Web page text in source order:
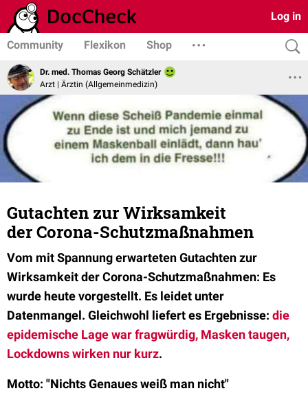
Log in
Community Flexikon Shop
Dr. med. Thomas Georg Schätzler
Arzt | Ärztin (Allgemeinmedizin)
Gutachten zur Wirksamkeit
der Corona-Schutzmaßnahmen
Vom mit Spannung erwartetenGutachtenzur
Wirksamkeit der Corona-Schutzmaßnahmen: Es
wurde heute vorgestellt. Es leidet unter
Datenmangel. Gleichwohl liefert es Ergebnisse: die
epidemische Lage war fragwürdig, Masken taugen,
Lockdowns wirken nur kurz.
Motto: "Nichts Genaues weiß man nicht"